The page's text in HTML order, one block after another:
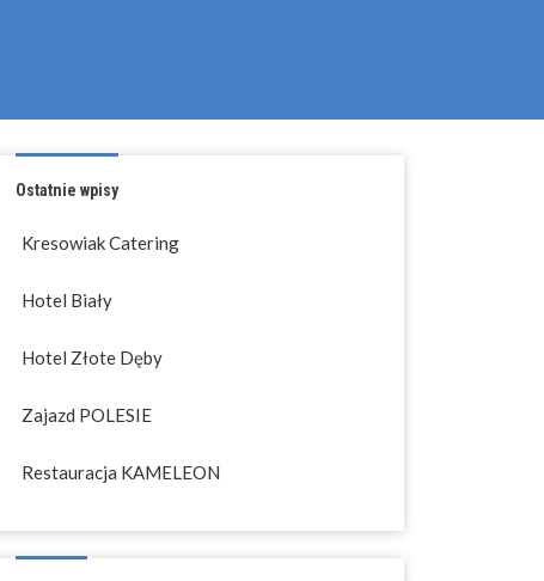
Ostatnie wpisy
Kresowiak Catering
Hotel Biały
Hotel Złote Dęby
Zajazd POLESIE
Restauracja KAMELEON